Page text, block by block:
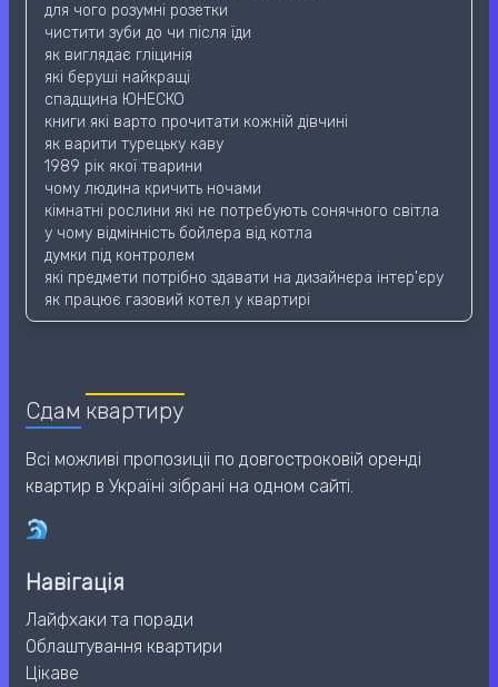
для чого розумні розетки
чистити зуби до чи після їди
як виглядає гліцинія
які беруші найкращі
спадщина ЮНЕСКО
книги які варто прочитати кожній дівчині
як варити турецьку каву
1989 рік якої тварини
чому людина кричить ночами
кімнатні рослини які не потребують сонячного світла
у чому відмінність бойлера від котла
думки під контролем
які предмети потрібно здавати на дизайнера інтер'єру
як працює газовий котел у квартирі
Сдам квартиру
Всі можливі пропозиціі по довгостроковій оренді
квартир в Україні зібрані на одном сайті.
Навігація
Лайфхаки та поради
Облаштування квартири
Цікаве